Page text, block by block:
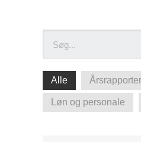
Alle
Løn og personale